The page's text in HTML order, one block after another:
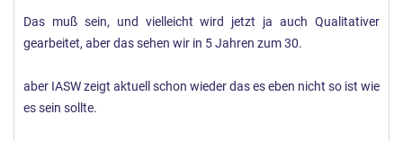
Das muß sein, und vielleicht wird jetzt ja auch Qualitativer
gearbeitet, aber das sehen wir in 5 Jahren zum 30.
aber IASW zeigt aktuell schon wieder das es eben nicht so ist wie
es sein sollte.